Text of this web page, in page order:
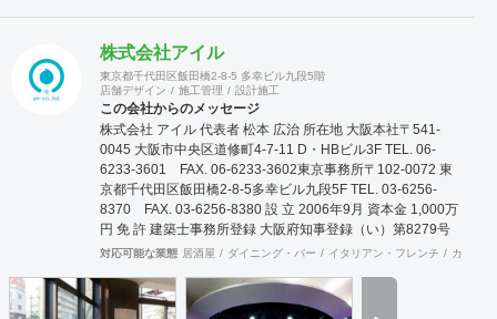
株式会社アイル
東京都千代田区飯田橋2-8-5 多幸ビル九段5階
店舗デザイン
施工管理 設計施工
この会社からのメッセージ
株式会社 アイル 代表者 松本 広治 所在地 大阪本社〒541-
0045 大阪市中央区道修町4-7-11 D・HBビル3F TEL. 06-
6233-3601 FAX. 06-6233-3602東京事務所〒102-0072 東
京都千代田区飯田橋2-8-5多幸ビル九段5F TEL. 03-6256-
8370 FAX. 03-6256-8380 設 立 2006年9月 資本金 1,000万
円 免 許 建築士事務所登録 大阪府知事登録（い）第8279号
建築業許可 大阪府知事登録（般-20）第131632号 屋外広告
の設置及び施工、ビルリノベーション、メンテナンス、現状
復旧工事、環境機器販売 取引銀行 三菱東京UFJ銀行 心斎橋
対応可能な業態 居酒屋 ダイニング・バー イタリアン・フレンチ カフェ